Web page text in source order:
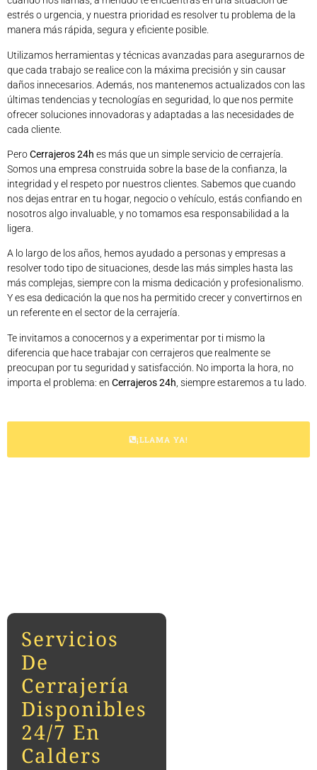
estrés o urgencia, y nuestra prioridad es resolver tu problema de la
manera más rápida, segura y eficiente posible.
Utilizamos herramientas y técnicas avanzadas para asegurarnos de
que cada trabajo se realice con la máxima precisión y sin causar
daños innecesarios. Además, nos mantenemos actualizados con las
últimas tendencias y tecnologías en seguridad, lo que nos permite
ofrecer soluciones innovadoras y adaptadas a las necesidades de
cada cliente.
PeroCerrajeros 24h es más que un simple servicio de cerrajería.
Somos una empresa construida sobre la base de la confianza, la
integridad y el respeto por nuestros clientes. Sabemos que cuando
nos dejas entrar en tu hogar, negocio o vehículo, estás confiando en
nosotros algo invaluable, y no tomamos esa responsabilidad a la
ligera.
A lo largo de los años, hemos ayudado a personas y empresas a
resolver todo tipo de situaciones, desde las más simples hasta las
más complejas, siempre con la misma dedicación y profesionalismo.
Y es esa dedicación la que nos ha permitido crecer y convertirnos en
un referente en el sector de la cerrajería.
Te invitamos a conocernos y a experimentar por ti mismo la
diferencia que hace trabajar con cerrajeros que realmente se
preocupan por tu seguridad y satisfacción. No importa la hora, no
importa el problema: en Cerrajeros 24h , siempre estaremos a tu lado.
¡LLAMA YA!
Servicios
De
Cerrajería
Disponibles
24/7 En
Calders